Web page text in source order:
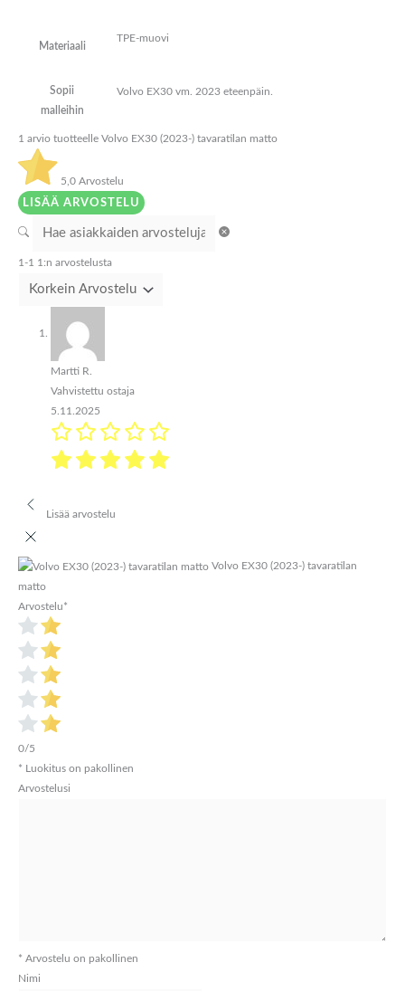
Materiaali
TPE-muovi
Sopii
malleihin
Volvo EX30 vm. 2023 eteenpäin.
1 arvio tuotteelle Volvo EX30 (2023-) tavaratilan matto
5,0 Arvostelu
LISÄÄ ARVOSTELU
1-1 1:n arvostelusta
Martti R.
Vahvistettu ostaja
5.11.2025
Lisää arvostelu
Volvo EX30 (2023-) tavaratilan
matto
Arvostelu*
0/5
* Luokitus on pakollinen
Arvostelusi
* Arvostelu on pakollinen
Nimi